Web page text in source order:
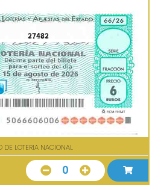
27482
DE LOTERIA NACIONAL
0